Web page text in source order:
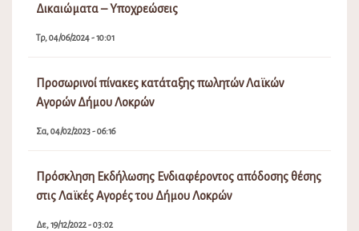
Δικαιώματα – Υποχρεώσεις
Τρ, 04/06/2024 - 10:01
Προσωρινοί πίνακες κατάταξης πωλητών Λαϊκών
Αγορών Δήμου Λοκρών
Σα, 04/02/2023 - 06:16
Πρόσκληση Εκδήλωσης Ενδιαφέροντος απόδοσης θέσης
στις Λαϊκές Αγορές του Δήμου Λοκρών
Δε, 19/12/2022 - 03:02